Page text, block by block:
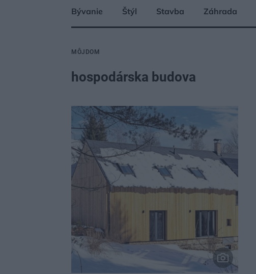
Bývanie Štýl Stavba Záhrada
MÔJDOM
hospodárska budova